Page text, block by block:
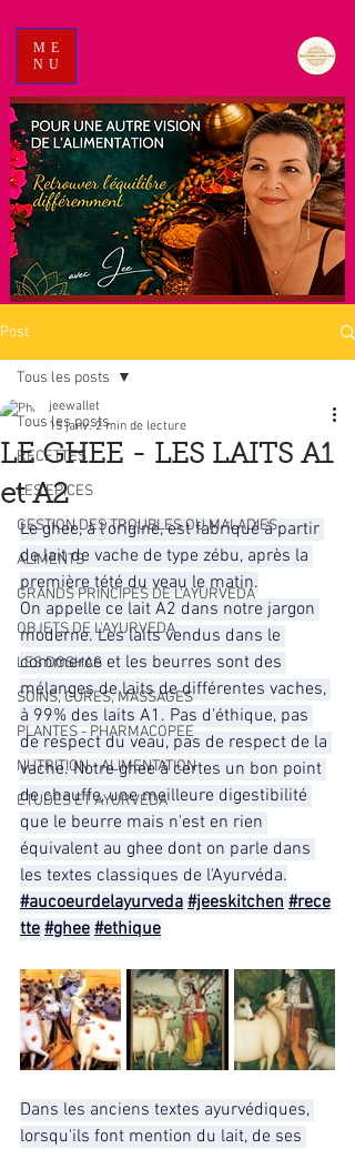
ME
NU
Post
Tous les posts
RECETTES
LES EPICES
GESTION DES TROUBLES OU MALADIES
ALIMENTS
GRANDS PRINCIPES DE L'AYURVEDA
OBJETS DE L'AYURVEDA
LES DOSHAS
SOINS, CURES, MASSAGES
PLANTES - PHARMACOPEE
NUTRITION - ALIMENTATION
ETUDES ET AYURVEDA
Tous les posts
LE GHEE - LES LAITS A1
et A2
jeewallet
15 janv. 2 min de lecture
Le ghee, à l'origine, est fabriqué à partir
de lait de vache de type zébu, après la
première tété du veau le matin.
On appelle ce lait A2 dans notre jargon
moderne. Les laits vendus dans le
commerce et les beurres sont des
mélanges de laits de différentes vaches,
à 99% des laits A1. Pas d'éthique, pas
de respect du veau, pas de respect de la
vache. Notre ghee à certes un bon point
de chauffe, une meilleure digestibilité
que le beurre mais n'est en rien
équivalent au ghee dont on parle dans
les textes classiques de l'Ayurvéda.
#aucoeurdelayurveda #jeeskitchen #rece
tte #ghee #ethique
Dans les anciens textes ayurvédiques,
lorsqu'ils font mention du lait, de ses